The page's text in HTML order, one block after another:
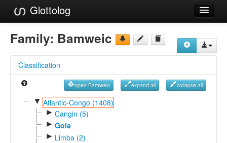
Glottolog
Languages
Language Search
Reference Search
GlottoScope
Family: Bamweic
Classification
open Bamweic expand all collapse all
▼ Atlantic-Congo (1408)
► Cangin (5)
► Gola
► Limba (2)